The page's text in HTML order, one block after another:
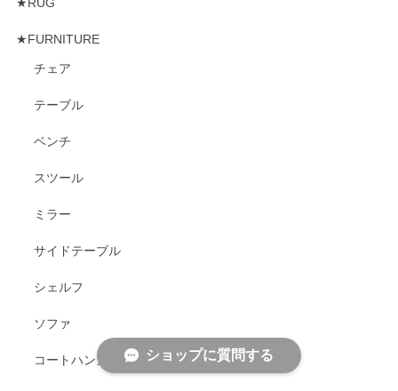
★FURNITURE
チェア
テーブル
ベンチ
スツール
ミラー
サイドテーブル
シェルフ
ソファ
コートハンガー ショップに質問する